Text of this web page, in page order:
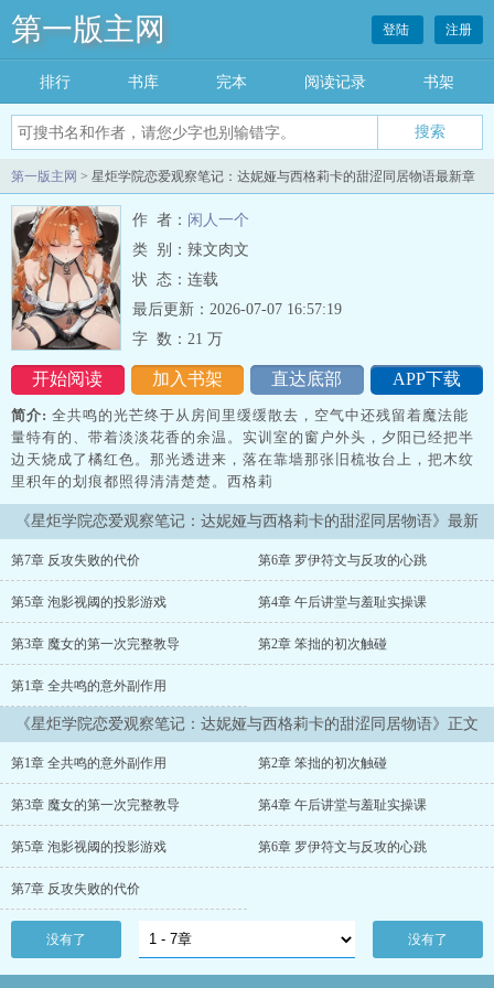
第一版主网
搜索
登陆 注册
排行 书库 完本 阅读记录 书架
第一版主网 > 星炬学院恋爱观察笔记：达妮娅与西格莉卡的甜涩同居物语最新章
节列表 作 者： 闲人一个
类 别：辣文肉文
状 态：连载
开始阅读 加入书架 直达底部 APP下载
最后更新：2026-07-07 16:57:19
字 数： 21 万
简介: 全共鸣的光芒终于从房间里缓缓散去，空气中还残留着魔法能
量特有的、带着淡淡花香的余温。实训室的窗户外头，夕阳已经把半
边天烧成了橘红色。那光透进来，落在靠墙那张旧梳妆台上，把木纹
里积年的划痕都照得清清楚楚。西格莉
《星炬学院恋爱观察笔记：达妮娅与西格莉卡的甜涩同居物语》最新
章节
第7章 反攻失败的代价 第6章 罗伊符文与反攻的心跳
第5章 泡影视阈的投影游戏 第4章 午后讲堂与羞耻实操课
第3章 魔女的第一次完整教导 第2章 笨拙的初次触碰
第1章 全共鸣的意外副作用
《星炬学院恋爱观察笔记：达妮娅与西格莉卡的甜涩同居物语》正文
第1章 全共鸣的意外副作用 第2章 笨拙的初次触碰
第3章 魔女的第一次完整教导 第4章 午后讲堂与羞耻实操课
第5章 泡影视阈的投影游戏 第6章 罗伊符文与反攻的心跳
第7章 反攻失败的代价
没有了 没有了